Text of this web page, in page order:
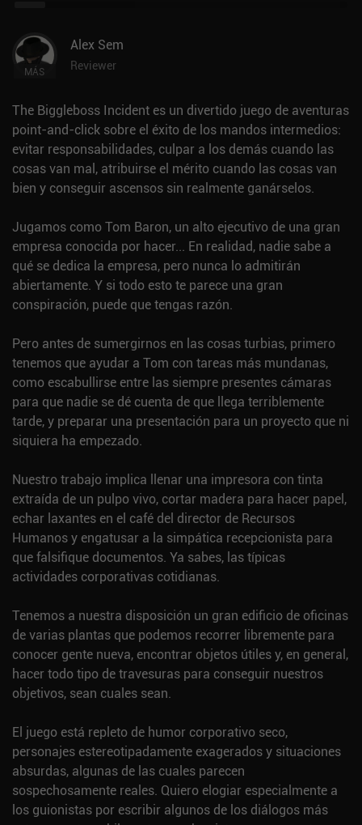
MÁS
Alex Sem
Reviewer
The Biggleboss Incident es un divertido juego de aventuras
point-and-click sobre el éxito de los mandos intermedios:
evitar responsabilidades, culpar a los demás cuando las
cosas van mal, atribuirse el mérito cuando las cosas van
bien y conseguir ascensos sin realmente ganárselos.
Jugamos como Tom Baron, un alto ejecutivo de una gran
empresa conocida por hacer... En realidad, nadie sabe a
qué se dedica la empresa, pero nunca lo admitirán
abiertamente. Y si todo esto te parece una gran
conspiración, puede que tengas razón.
Pero antes de sumergirnos en las cosas turbias, primero
tenemos que ayudar a Tom con tareas más mundanas,
como escabullirse entre las siempre presentes cámaras
para que nadie se dé cuenta de que llega terriblemente
tarde, y preparar una presentación para un proyecto que ni
siquiera ha empezado.
Nuestro trabajo implica llenar una impresora con tinta
extraída de un pulpo vivo, cortar madera para hacer papel,
echar laxantes en el café del director de Recursos
Humanos y engatusar a la simpática recepcionista para
que falsifique documentos. Ya sabes, las típicas
actividades corporativas cotidianas.
Tenemos a nuestra disposición un gran edificio de oficinas
de varias plantas que podemos recorrer libremente para
conocer gente nueva, encontrar objetos útiles y, en general,
hacer todo tipo de travesuras para conseguir nuestros
objetivos, sean cuales sean.
El juego está repleto de humor corporativo seco,
personajes estereotipadamente exagerados y situaciones
absurdas, algunas de las cuales parecen
sospechosamente reales. Quiero elogiar especialmente a
los guionistas por escribir algunos de los diálogos más